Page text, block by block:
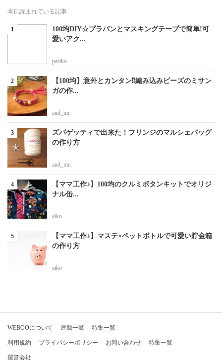
本日読まれている記事
100均DIY☆プラバンとマスキングテープで簡単!可
愛いアク...
pariko
【100均】意外とカンタン⁉編み込みビーズのミサン
ガの作...
and_me
ズパゲッティで出来た！フリンジのマルシェバッグ
の作り方
and_me
【ママ工作♪】100均のクルミボタンキットでオリジ
ナル缶...
aiko
【ママ工作♪】マステ×ペットボトルで可愛い貯金箱
の作り方
aiko
WEBOOについて 連載一覧 特集一覧
利用規約 プライバシーポリシー お問い合わせ 特集一覧
運営会社